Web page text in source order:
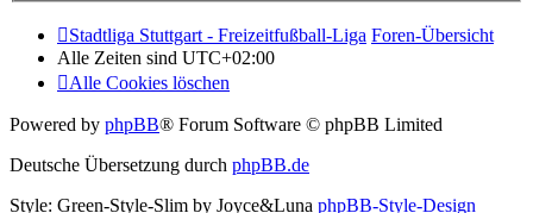
Stadtliga Stuttgart - Freizeitfußball-Liga Foren-Übersicht
Alle Zeiten sind UTC+02:00
Alle Cookies löschen
Powered by phpBB® Forum Software © phpBB Limited
Deutsche Übersetzung durch phpBB.de
Style: Green-Style-Slim by Joyce&Luna phpBB-Style-Design